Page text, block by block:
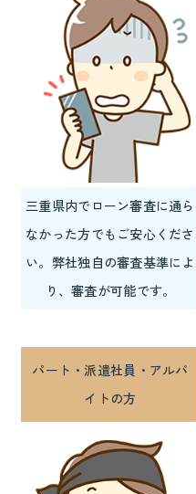
三重県内でローン審査に通ら
なかった方でもご安心くださ
い。弊社独自の審査基準によ
り、審査が可能です。
パート・派遣社員・アルバ
イトの方